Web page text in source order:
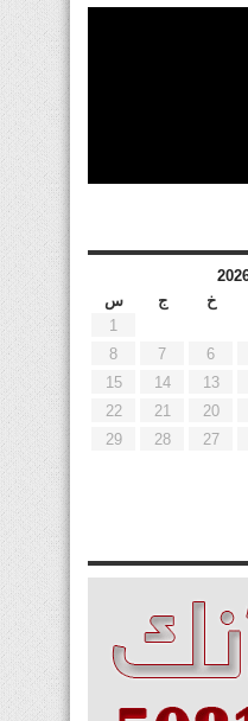
خ ج
س
1
6
7
8
13
14
15
20
21
22
27
28
29